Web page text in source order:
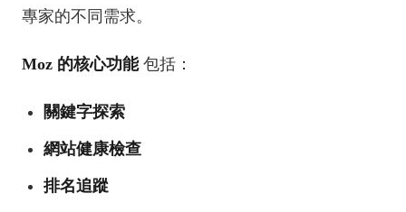
專家的不同需求。
Moz 的核心功能包括：
關鍵字探索
網站健康檢查
排名追蹤